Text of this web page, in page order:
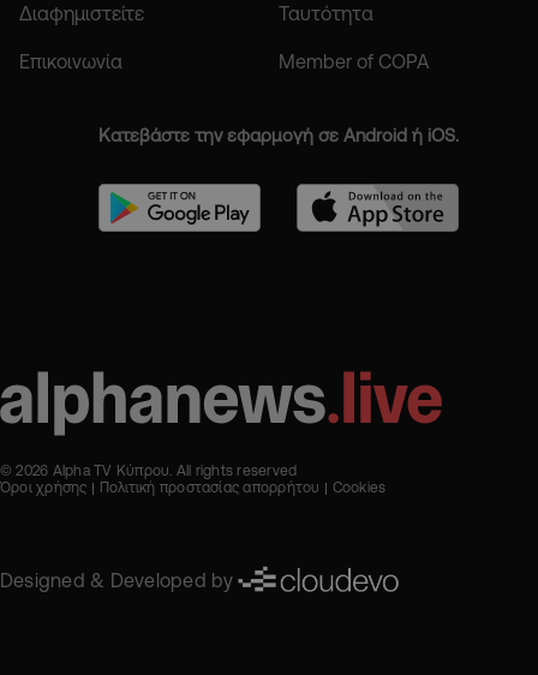
Διαφημιστείτε Ταυτότητα
Επικοινωνία Member of COPA
Κατεβάστε την εφαρμογή σε Android ή iOS.
© 2026 Alpha TV Κύπρου. All rights reserved
Όροι χρήσης
Πολιτική προστασίας απορρήτου Cookies
Designed & Developed by